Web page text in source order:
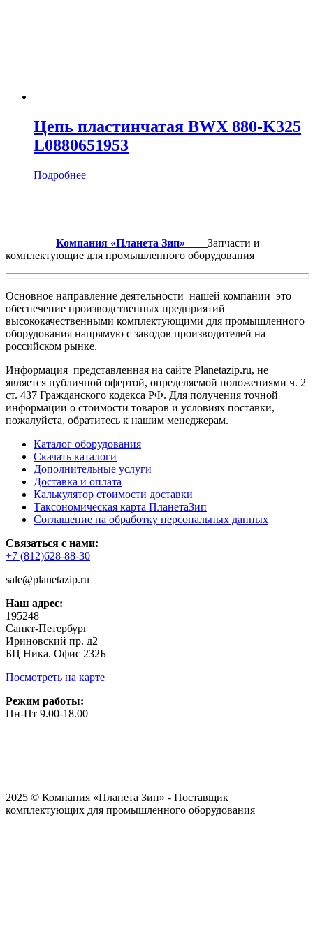
Цепь пластинчатая BWX 880-K325
L0880651953
Подробнее
Компания «Планета Зип» Запчасти и
комплектующие для промышленного оборудования
Основное направление деятельности нашей компании это
обеспечение производственных предприятий
высококачественными комплектующими для промышленного
оборудования напрямую с заводов производителей на
российском рынке.
Информация представленная на сайте Planetazip.ru, не
является публичной офертой, определяемой положениями ч. 2
ст. 437 Гражданского кодекса РФ. Для получения точной
информации о стоимости товаров и условиях поставки,
пожалуйста, обратитесь к нашим менеджерам.
Каталог оборудования
Скачать каталоги
Дополнительные услуги
Доставка и оплата
Калькулятор стоимости доставки
Таксономическая карта ПланетаЗип
Соглашение на обработку персональных данных
Связаться с нами:
+7 (812)628-88-30
sale@planetazip.ru
Наш адрес:
195248
Санкт-Петербург
Ириновский пр. д2
БЦ Ника. Офис 232Б
Посмотреть на карте
Режим работы:
Пн-Пт 9.00-18.00
2025 © Компания «Планета Зип» - Поставщик
комплектующих для промышленного оборудования